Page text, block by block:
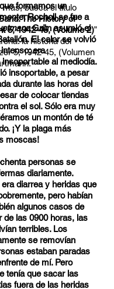
formamos un
Rocholl se fue a
Grün asumió el
El calor se volvió
era
al mediodía.
insoportable, a pesar
durante las horas del
de colocar tiendas
el sol. Sólo era muy
un montón de té
¡Y la plaga más
moscas!
personas se
diariamente.
diarrea y heridas que
pero habían
algunos casos de
de las 0900 horas, las
terribles. Los
se removían
estaban paradas
de mí. Pero
tenía que sacar las
fuera de las heridas
busca el título
The History of
5, 1942-45, (Volume 2)”
la historia del
5, 1942-45, (Volumen